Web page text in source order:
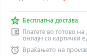
Бесплатна достава
Платете во готово
онлајн со картички
Враќањето на